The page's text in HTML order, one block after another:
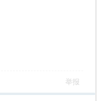
举报